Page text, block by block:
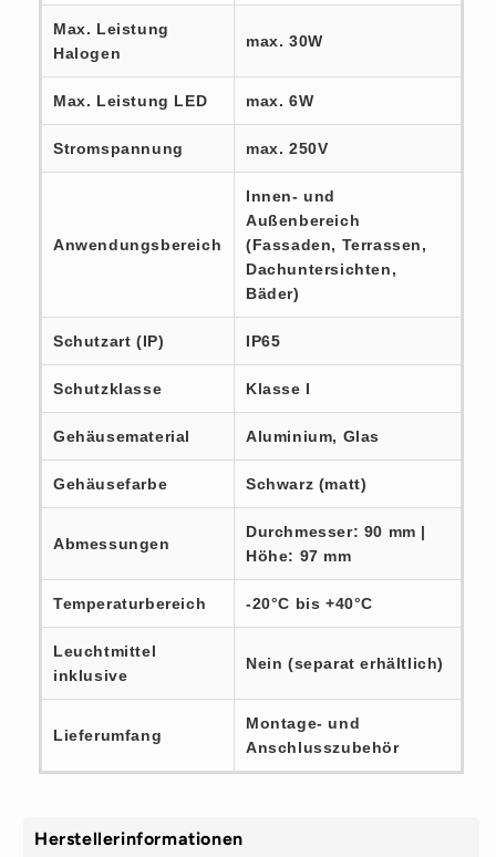
Max. Leistung
Halogen
max. 30W
Max. Leistung LED max. 6W
Stromspannung max. 250V
Anwendungsbereich
Innen- und
Außenbereich
(Fassaden, Terrassen,
Dachuntersichten,
Bäder)
Schutzart (IP) IP65
Schutzklasse Klasse I
Gehäusematerial Aluminium, Glas
Gehäusefarbe Schwarz (matt)
Abmessungen
Durchmesser: 90 mm |
Höhe: 97 mm
Temperaturbereich -20°C bis +40°C
Leuchtmittel
inklusive
Nein (separat erhältlich)
Lieferumfang
Montage- und
Anschlusszubehör
Herstellerinformationen